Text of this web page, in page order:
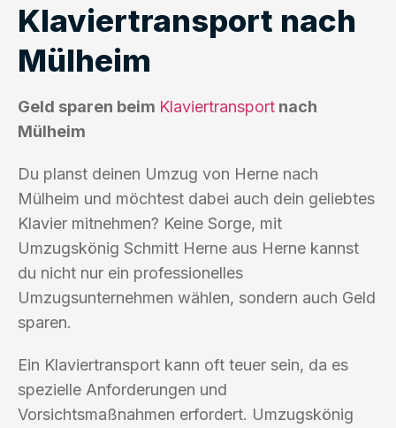
Klaviertransport nach
Mülheim
Geld sparen beim Klaviertransport nach
Mülheim
Du planst deinen Umzug von Herne nach
Mülheim und möchtest dabei auch dein geliebtes
Klavier mitnehmen? Keine Sorge, mit
Umzugskönig Schmitt Herne aus Herne kannst
du nicht nur ein professionelles
Umzugsunternehmen wählen, sondern auch Geld
sparen.
Ein Klaviertransport kann oft teuer sein, da es
spezielle Anforderungen und
Vorsichtsmaßnahmen erfordert. Umzugskönig